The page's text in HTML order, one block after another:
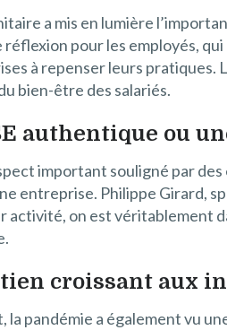
a mis en lumière
réflexion pour les employés,
à repenser leurs pratiques.
bien-être des salariés.
authentique ou
important souligné par
entreprise. Philippe Girard,
activité, on est véritablement
croissant aux
la pandémie a également vu